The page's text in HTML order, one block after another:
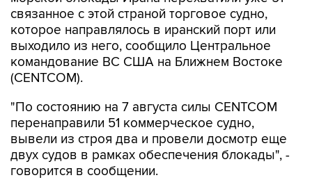
связанное с этой страной торговое судно,
которое направлялось в иранский порт или
выходило из него, сообщило Центральное
командование ВС США на Ближнем Востоке
(CENTCOM).
"По состоянию на 7 августа силы CENTCOM
перенаправили 51 коммерческое судно,
вывели из строя два и провели досмотр еще
двух судов в рамках обеспечения блокады", -
говорится в сообщении.